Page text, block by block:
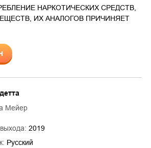
НАРКОТИЧЕСКИХ СРЕДСТВ,
ИХ АНАЛОГОВ ПРИЧИНЯЕТ
Мейер
2019
Русский